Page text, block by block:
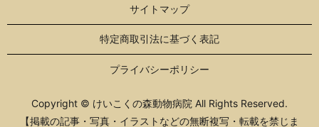
サイトマップ
特定商取引法に基づく表記
プライバシーポリシー
Copyright © けいこくの森動物病院 All Rights Reserved.
【掲載の記事・写真・イラストなどの無断複写・転載を禁じま